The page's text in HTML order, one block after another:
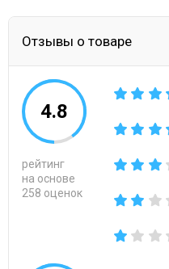
Отзывы о товаре
4.8
рейтинг
на основе
258 оценок